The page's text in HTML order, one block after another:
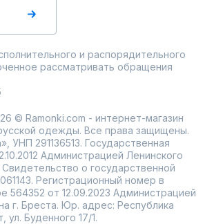
и распорядительного
рассматривать обращения
© Ramonki.com - интернет-магазин
одежды. Все права защищены.
УНП 291136513. Государственная
Администрацией Ленинского
Свидетельство о государственной
Регистрационный номер в
564352 от 12.09.2023 Администрацией
г. Бреста. Юр. адрес: Республика
ул. Буденного 17/1.